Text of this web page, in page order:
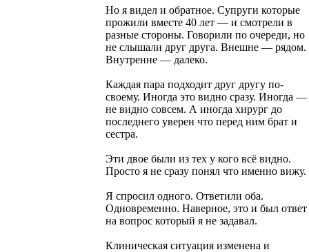
Но я видел и обратное. Супруги которые
прожили вместе 40 лет — и смотрели в
разные стороны. Говорили по очереди, но
не слышали друг друга. Внешне — рядом.
Внутренне — далеко.
Каждая пара подходит друг другу по-
своему. Иногда это видно сразу. Иногда —
не видно совсем. А иногда хирург до
последнего уверен что перед ним брат и
сестра.
Эти двое были из тех у кого всё видно.
Просто я не сразу понял что именно вижу.
Я спросил одного. Ответили оба.
Одновременно. Наверное, это и был ответ
на вопрос который я не задавал.
Клиническая ситуация изменена и